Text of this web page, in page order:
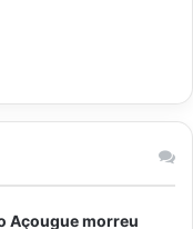
Açougue morreu